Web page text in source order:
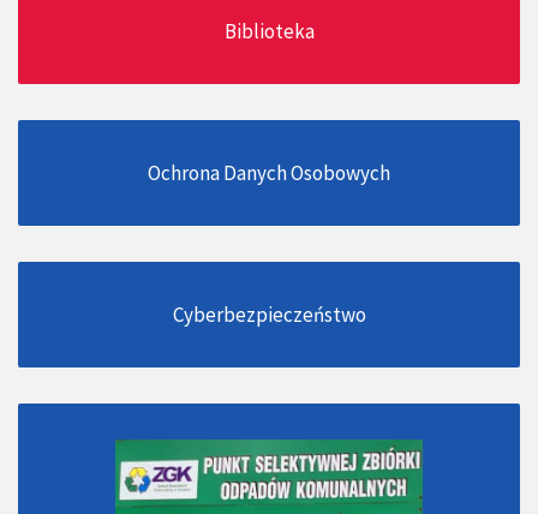
Biblioteka
Ochrona Danych Osobowych
Cyberbezpieczeństwo